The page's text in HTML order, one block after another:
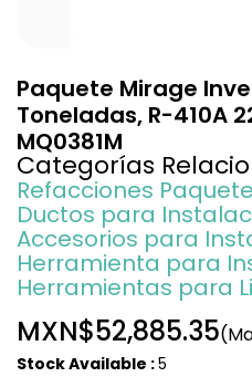
Paquete Mirage
Toneladas, R-410A
MQ0381M
Categorías
Refacciones
Ductos para
Accesorios para
Herramienta para
Herramientas para
MXN$52,885.35
Stock Available :5